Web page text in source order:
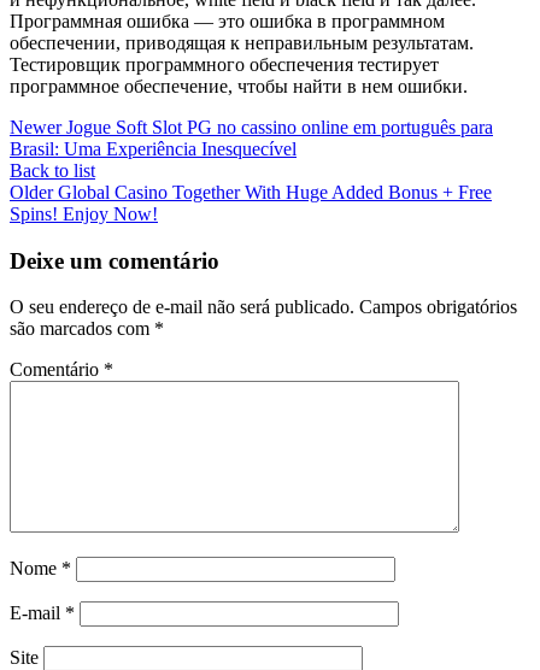
Программная ошибка — это ошибка в программном
обеспечении, приводящая к неправильным результатам.
Тестировщик программного обеспечения тестирует
программное обеспечение, чтобы найти в нем ошибки.
Newer Jogue Soft Slot PG no cassino online em português para
Brasil: Uma Experiência Inesquecível
Back to list
Older Global Casino Together With Huge Added Bonus + Free
Spins! Enjoy Now!
Deixe um comentário
O seu endereço de e-mail não será publicado. Campos obrigatórios
são marcados com *
Comentário *
Nome *
E-mail *
Site